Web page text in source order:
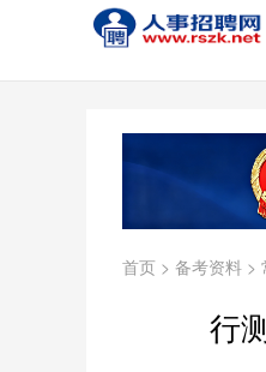
首页 > 备考资料 >
行